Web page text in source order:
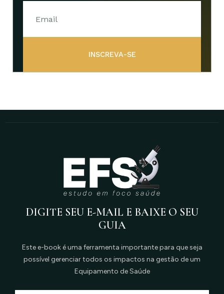
INSCREVA-SE
DIGITE SEU E-MAIL E BAIXE O SEU
GUIA
Este e-book é uma ferramenta importante para que seja
possível gerenciar todos os impactos na gestão de um
Equipamento de Saúde